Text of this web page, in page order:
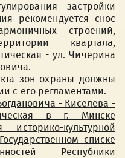
застройки
рекомендуется снос
строений,
квартала,
- ул. Чичерина
зон охраны должны
с его регламентами.
- Киселева -
в г. Минске
культурной
списке
Республики